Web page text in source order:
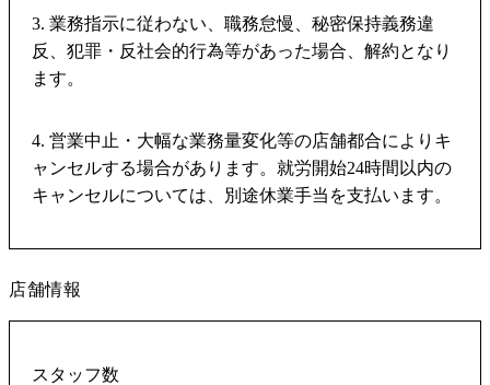
3. 業務指示に従わない、職務怠慢、秘密保持義務違
反、犯罪・反社会的行為等があった場合、解約となり
ます。
4. 営業中止・大幅な業務量変化等の店舗都合によりキ
ャンセルする場合があります。就労開始24時間以内の
キャンセルについては、別途休業手当を支払います。
店舗情報
スタッフ数